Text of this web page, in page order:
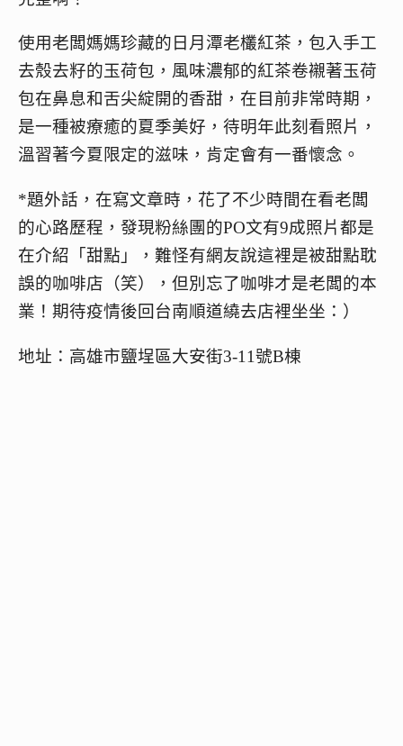
使用老闆媽媽珍藏的日月潭老欉紅茶，包入手工
去殼去籽的玉荷包，風味濃郁的紅茶卷襯著玉荷
包在鼻息和舌尖綻開的香甜，在目前非常時期，
是一種被療癒的夏季美好，待明年此刻看照片，
溫習著今夏限定的滋味，肯定會有一番懷念。
*題外話，在寫文章時，花了不少時間在看老闆
的心路歷程，發現粉絲團的PO文有9成照片都是
在介紹「甜點」，難怪有網友說這裡是被甜點耽
誤的咖啡店（笑），但別忘了咖啡才是老闆的本
業！期待疫情後回台南順道繞去店裡坐坐：）
地址：高雄市鹽埕區大安街3-11號B棟